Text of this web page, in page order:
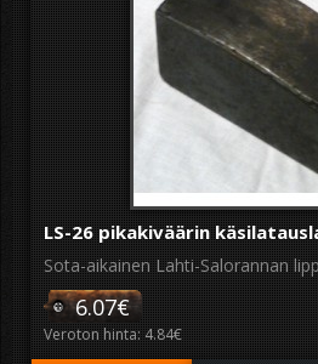
LS-26 pikakiväärin
Sota-aikainen Lahti-Salorannan
6.07€
Veroton hinta: 4.84€